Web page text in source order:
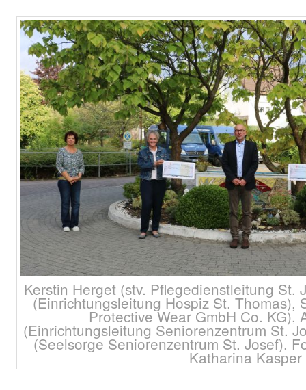
Kerstin Herget (stv. Pflegedienstleitung St.
(Einrichtungsleitung Hospiz St. Thomas),
Protective Wear GmbH Co. KG),
(Einrichtungsleitung Seniorenzentrum St.
(Seelsorge Seniorenzentrum St. Josef).
Katharina Kasper